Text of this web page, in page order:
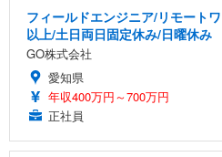
ョン PCチェア 通気
務用 おしゃれ パソコ
￥7,680
能 人間工学 椅子 腰
レスト 3Dヘッドレス
務用 おしゃれ パソ
ort/VGA スピーカー
応 ComfortView ビジ
超厚型 お徳用 ワイド
フィールドエンジニア/リモート
以上/土日両日固定休み/日曜休み
GO株式会社
愛知県
年収400万円～700万円
正社員